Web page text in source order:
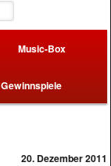
Music-Box
Gewinnspiele
20. Dezember 2011